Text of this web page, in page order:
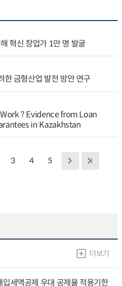
혁신 창업가 1만 명 발굴
한 금형산업 발전 방안 연구
? Evidence from Loan
in Kazakhstan
3 4 5
더보기
세액공제 우대 공제율 적용기한